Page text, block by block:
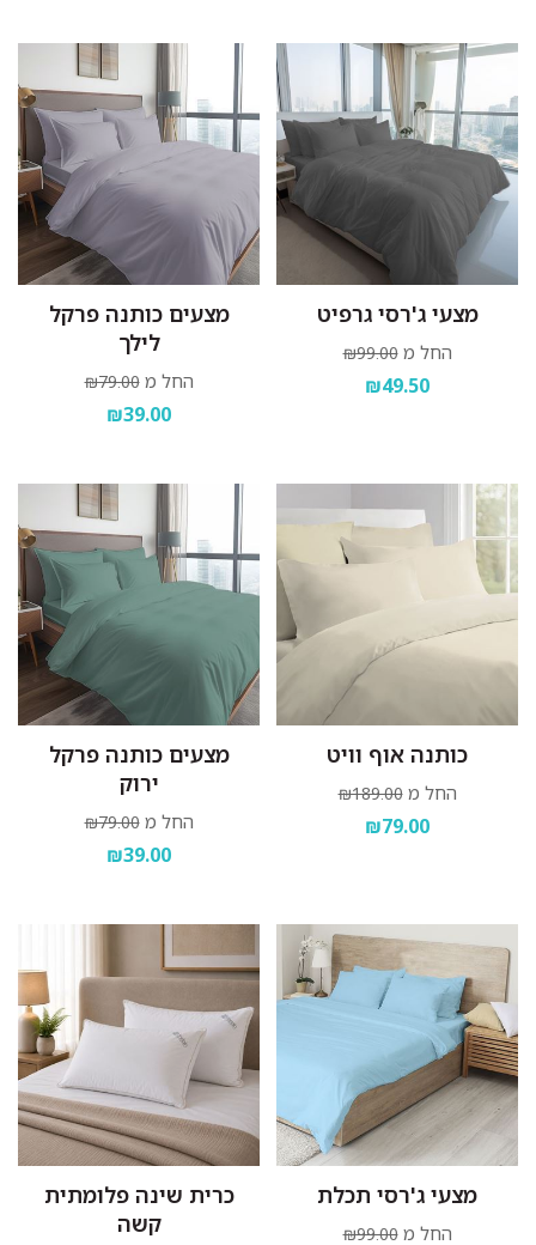
מצעי ג'רסי גרפיט
החל מ ₪99.00
₪49.50
מצעים כותנה פרקל
לילך
החל מ ₪79.00
₪39.00
כותנה אוף וויט
החל מ ₪189.00
₪79.00
מצעים כותנה פרקל
ירוק
החל מ ₪79.00
₪39.00
מצעי ג'רסי תכלת
החל מ ₪99.00
כרית שינה פלומתית
קשה